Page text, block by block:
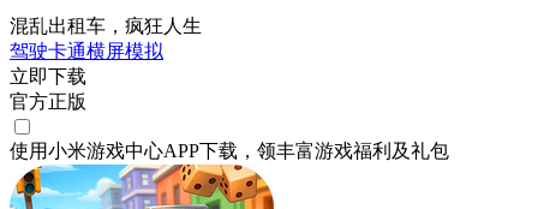
混乱出租车，疯狂人生
驾驶卡通横屏模拟
立即下载
官方正版
使用小米游戏中心APP下载 ，领丰富游戏福利 及礼包